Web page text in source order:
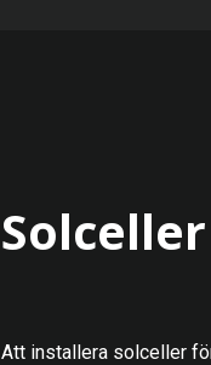
Solceller
Att installera solceller